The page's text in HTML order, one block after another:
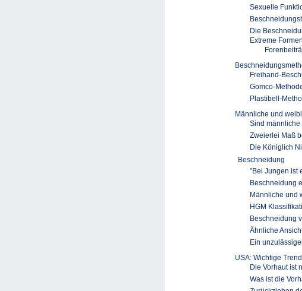
Sexuelle
Die
Extreme
Freihand-
Gomco-
Plastibell-
Männliche und
Sind
Zweierlei Maß
Die Königlich
Beschneidung
"Bei Jungen ist
Beschneidung
Männliche und
HGM
Beschneidung
Ähnliche
Ein
USA: Wichtige
Die Vorhaut ist
Was ist die